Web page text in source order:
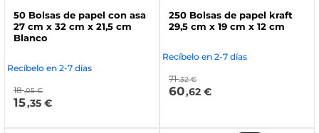
50 Bolsas de papel con asa
27 cm x 32 cm x 21,5 cm
Blanco
Recíbelo en 2-7 días
18 ,05 €
15,35 €
250 Bolsas de papel kraft
29,5 cm x 19 cm x 12 cm
Recíbelo en 2-7 días
71 ,32 €
60,62 €